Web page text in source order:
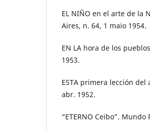
EL NIÑO en el arte de la
Aires, n. 64, 1 maio 1954.
EN LA hora de los
1953.
ESTA primera lección del
abr. 1952.
“ETERNO Ceibo”.